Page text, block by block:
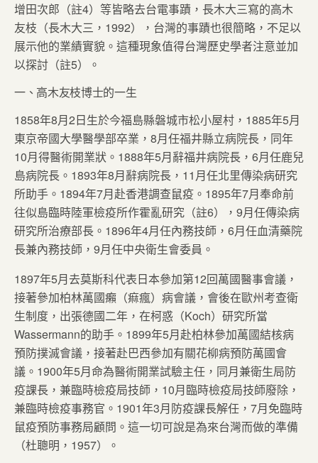
增田次郎（註4）等皆略去台電事蹟，長木大三寫的高木
友枝（長木大三，1992），台灣的事蹟也很簡略，不足以
展示他的業績實貌。這種現象值得台灣歷史學者注意並加
以探討（註5）。
一、高木友枝博士的一生
1858年8月2日生於今福島縣磐城市松小屋村，1885年5月
東京帝國大學醫學部卒業，8月任福井縣立病院長，同年
10月得醫術開業狀。1888年5月辭福井病院長，6月任鹿兒
島病院長。1893年8月辭病院長，11月任北里傳染病研究
所助手。1894年7月赴香港調查鼠疫。1895年7月奉命前
往似島臨時陸軍檢疫所作霍亂研究（註6），9月任傳染病
研究所治療部長。1896年4月任內務技師，6月任血清藥院
長兼內務技師，9月任中央衛生會委員。
1897年5月去莫斯科代表日本參加第12回萬國醫事會議，
接著參加柏林萬國癩（痲瘋）病會議，會後在歐州考查衛
生制度，出張德國二年，在柯惑（Koch）研究所當
Wassermann的助手。1899年5月赴柏林參加萬國結核病
預防撲滅會議，接著赴巴西參加有關花柳病預防萬國會
議。1900年5月命為醫術開業試驗主任，同月兼衛生局防
疫課長，兼臨時檢疫局技師，10月臨時檢疫局技師廢除，
兼臨時檢疫事務官。1901年3月防疫課長解任，7月免臨時
鼠疫預防事務局顧問。這一切可說是為來台灣而做的準備
（杜聰明，1957）。